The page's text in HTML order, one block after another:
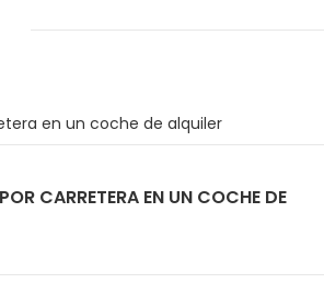
CARRETERA EN UN COCHE DE